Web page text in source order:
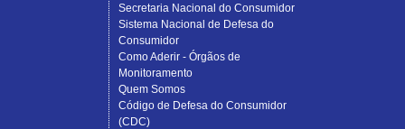
Secretaria Nacional do Consumidor
Sistema Nacional de Defesa do
Consumidor
Como Aderir - Órgãos de
Monitoramento
Quem Somos
Código de Defesa do Consumidor
(CDC)